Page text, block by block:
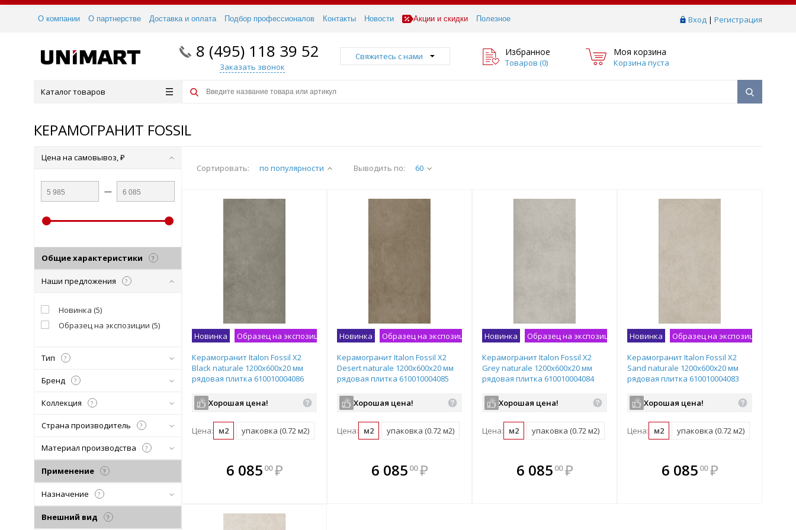
Вход | Регистрация
О компании О партнерстве Доставка и оплата Подбор профессионалов Контакты Новости Акции и скидки Полезное
8 (495) 118 39 52
Заказать звонок
Свяжитесь с нами Избранное
Товаров (0)
Моя корзина
Корзина пуста
Каталог товаров
КЕРАМОГРАНИТ FOSSIL
Сортировать: по популярности Выводить по: 60
Новинка
Образец на экспозиции
Керамогранит Italon Fossil X2
Black naturale 1200х600х20 мм
рядовая плитка 610010004086
Хорошая цена!
Цена: м2 упаковка (0.72 м2)
В комплекте
всегда выгоднее!
Подобрать комплект
6 085 00 ₽
В комплекте
всегда выгоднее!
Новинка
Образец на экспозиции
Керамогранит Italon Fossil X2
Desert naturale 1200х600х20 мм
рядовая плитка 610010004085
Хорошая цена!
Цена: м2 упаковка (0.72 м2)
В комплекте
всегда выгоднее!
6 085 00 ₽
В комплекте
всегда выгоднее!
Новинка
Образец на экспозиции
Керамогранит Italon Fossil X2
Grey naturale 1200х600х20 мм
рядовая плитка 610010004084
Хорошая цена!
Цена: м2 упаковка (0.72 м2)
В комплекте
всегда выгоднее!
6 085 00 ₽
В комплекте
всегда выгоднее!
Новинка
Образец на экспозиции
Керамогранит Italon Fossil X2
Sand naturale 1200х600х20 мм
рядовая плитка 610010004083
Хорошая цена!
Цена: м2 упаковка (0.72 м2)
В комплекте
всегда выгоднее!
6 085 00 ₽
Цена на самовывоз, ₽
—
Общие характеристики ?
Наши предложения ?
Новинка (5)
Образец на экспозиции (5)
Тип ?
Бренд ?
Коллекция ?
Страна производитель ?
Материал производства ?
Применение ?
Назначение ?
Внешний вид ?